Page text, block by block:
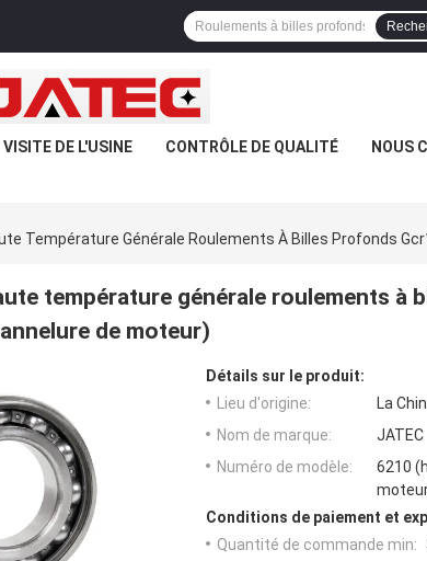
VISITE DE L'USINE CONTRÔLE DE QUALITÉ NOUS
Température Générale Roulements À Billes Profonds
température générale roulements à
de moteur)
Détails sur le produit:
Lieu d'origine:
La
Nom de marque:
JATEC
Numéro de modèle:
6210
Conditions de paiement et
Quantité de commande min: